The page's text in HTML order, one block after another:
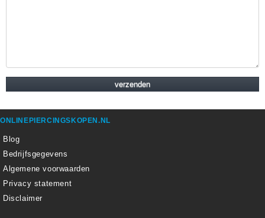
ONLINEPIERCINGSKOPEN.NL
Blog
Bedrijfsgegevens
Algemene voorwaarden
Privacy statement
Disclaimer